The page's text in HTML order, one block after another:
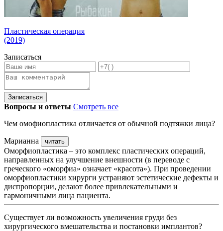
Пластическая операция
(2019)
Записаться
Записаться
Вопросы и ответы Смотреть все
Чем омофиопластика отличается от обычной подтяжки лица?
Марианна читать
Оморфиопластика – это комплекс пластических операций,
направленных на улучшение внешности (в переводе с
греческого «оморфиа» означает «красота»). При проведении
оморфиопластики хирурги устраняют эстетические дефекты и
диспропорции, делают более привлекательными и
гармоничными лица пациента.
Существует ли возможность увеличения груди без
хирургического вмешательства и постановки имплантов?